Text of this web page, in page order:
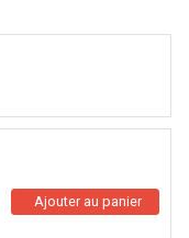
Ajouter au panier